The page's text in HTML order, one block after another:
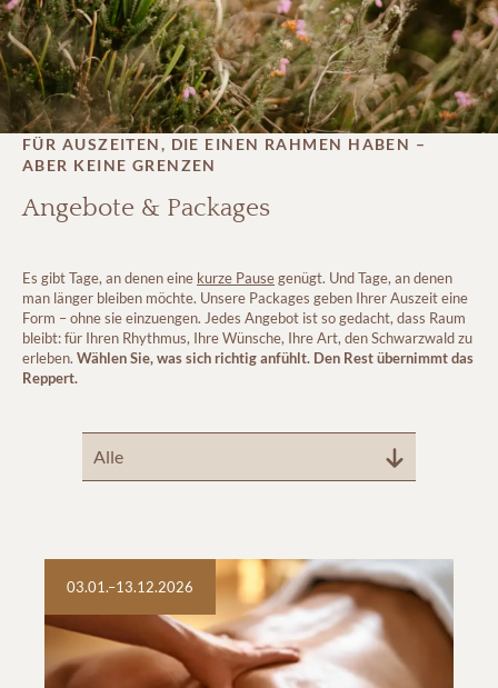
Angebote & Packages
FÜR AUSZEITEN, DIE EINEN RAHMEN HABEN –
ABER KEINE GRENZEN
Es gibt Tage, an denen eine kurze Pausegenügt. Und Tage, an denen
man länger bleiben möchte. Unsere Packages geben Ihrer Auszeit eine
Form – ohne sie einzuengen. Jedes Angebot ist so gedacht, dass Raum
bleibt: für Ihren Rhythmus, Ihre Wünsche, Ihre Art, den Schwarzwald zu
erleben. Wählen Sie, was sich richtig anfühlt. Den Rest übernimmt das
Reppert.
Alle
03.01.–13.12.2026